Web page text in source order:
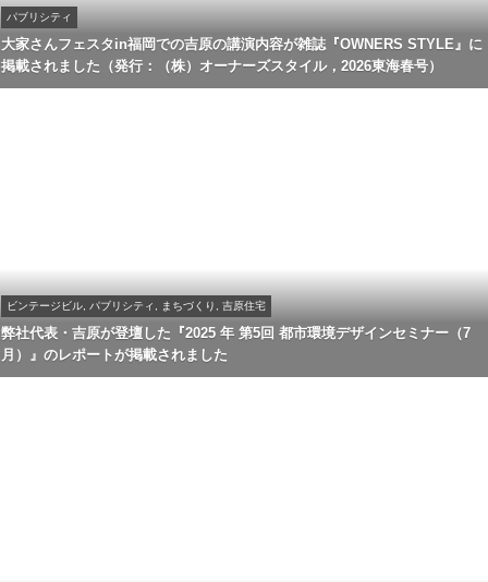
パブリシティ
大家さんフェスタin福岡での吉原の講演内容が雑誌『OWNERS STYLE』に
掲載されました（発行：（株）オーナーズスタイル，2026東海春号）
ビンテージビル, パブリシティ, まちづくり, 吉原住宅
弊社代表・吉原が登壇した『2025 年 第5回 都市環境デザインセミナー（7
月）』のレポートが掲載されました